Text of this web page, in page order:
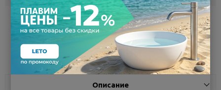
Белгород под заказ 7 - 14 дней
Поделиться
Описание